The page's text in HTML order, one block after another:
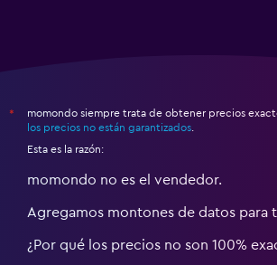
*
momondo siempre trata de obtener precios
los precios no están garantizados
Esta es la razón:
momondo no es el vendedor.
Agregamos montones de datos para
¿Por qué los precios no son 100%